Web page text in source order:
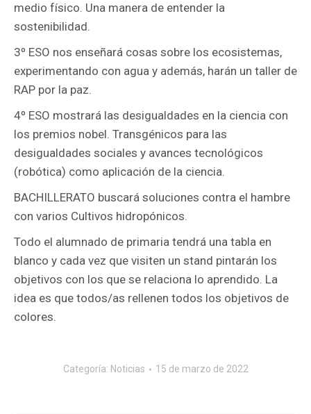
medio físico. Una manera de entender la
sostenibilidad.
3º ESO nos enseñará cosas sobre los ecosistemas,
experimentando con agua y además, harán un taller de
RAP por la paz.
4º ESO mostrará las desigualdades en la ciencia con
los premios nobel. Transgénicos para las
desigualdades sociales y avances tecnológicos
(robótica) como aplicación de la ciencia.
BACHILLERATO buscará soluciones contra el hambre
con varios Cultivos hidropónicos.
Todo el alumnado de primaria tendrá una tabla en
blanco y cada vez que visiten un stand pintarán los
objetivos con los que se relaciona lo aprendido. La
idea es que todos/as rellenen todos los objetivos de
colores.
Categoría: Noticias 15 de marzo de 2022